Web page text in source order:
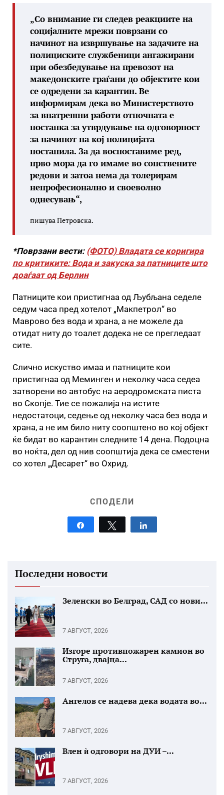
„Со внимание ги следев реакциите на
социјалните мрежи поврзани со
начинот на извршување на задачите на
полициските службеници ангажирани
при обезбедување на превозот на
македонските граѓани до објектите кои
се одредени за карантин. Ве
информирам дека во Министерството
за внатрешни работи отпочната е
постапка за утврдување на одговорност
за начинот на кој полицијата
постапила. За да воспоставиме ред,
прво мора да го имаме во сопствените
редови и затоа нема да толерирам
непрофесионално и своеволно
однесувањ“,
пишува Петровска.
*Поврзани вести: (ФОТО) Владата се коригира
по критиките: Вода и закуска за патниците што
доаѓаат од Берлин
Патниците кои пристигнаа од Љубљана седеле
седум часа пред хотелот „Макпетрол“ во
Маврово без вода и храна, а не можеле да
отидат ниту до тоалет додека не се прегледаат
сите.
Слично искуство имаа и патниците кои
пристигнаа од Меминген и неколку часа седеа
затворени во автобус на аеродромската писта
во Скопје. Тие се пожалија на истите
недостатоци, седење од неколку часа без вода и
храна, а не им било ниту соопштено во кој објект
ќе бидат во карантин следните 14 дена. Подоцна
во ноќта, дел од нив соопштија дека се сместени
со хотел „Десарет“ во Охрид.
СПОДЕЛИ
Tweet
Последни новости
Зеленски во Белград, САД со нови...
7 АВГУСТ, 2026
Изгоре противпожарен камион во
Струга, двајца...
7 АВГУСТ, 2026
Ангелов се надева дека водата во...
7 АВГУСТ, 2026
Влен ѝ одговори на ДУИ –...
7 АВГУСТ, 2026